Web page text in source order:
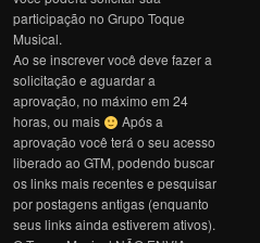
participação no Grupo Toque
Musical.
Ao se inscrever você deve fazer a
solicitação e aguardar a
aprovação, no máximo em 24
horas, ou mais
Após a
aprovação você terá o seu acesso
liberado ao GTM, podendo buscar
os links mais recentes e pesquisar
por postagens antigas (enquanto
seus links ainda estiverem ativos).